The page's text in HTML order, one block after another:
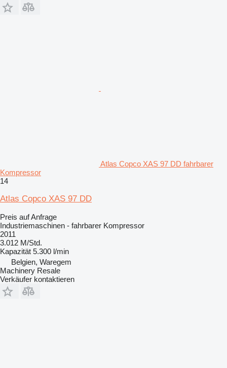
Atlas Copco XAS 97 DD fahrbarer
Kompressor
14
Atlas Copco XAS 97 DD
Preis auf Anfrage
Industriemaschinen - fahrbarer Kompressor
2011
3.012 M/Std.
Kapazität 5.300 l/min
Belgien, Waregem
Machinery Resale
Verkäufer kontaktieren